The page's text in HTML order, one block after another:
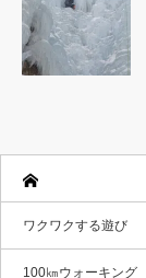
ワクワクする遊び
100㎞ウォーキング